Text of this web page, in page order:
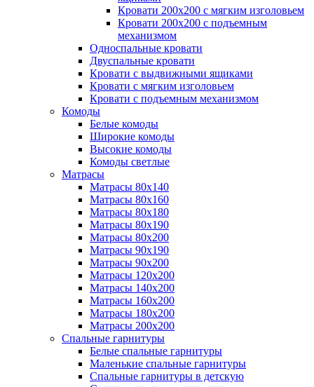
Кровати 200х200 с мягким изголовьем
Кровати 200х200 с подъемным
механизмом
Односпальные кровати
Двуспальные кровати
Кровати с выдвижными ящиками
Кровати с мягким изголовьем
Кровати с подъемным механизмом
Комоды
Белые комоды
Широкие комоды
Высокие комоды
Комоды светлые
Матрасы
Матрасы 80х140
Матрасы 80х160
Матрасы 80х180
Матрасы 80х190
Матрасы 80х200
Матрасы 90х190
Матрасы 90х200
Матрасы 120х200
Матрасы 140х200
Матрасы 160х200
Матрасы 180х200
Матрасы 200х200
Спальные гарнитуры
Белые спальные гарнитуры
Маленькие спальные гарнитуры
Спальные гарнитуры в детскую